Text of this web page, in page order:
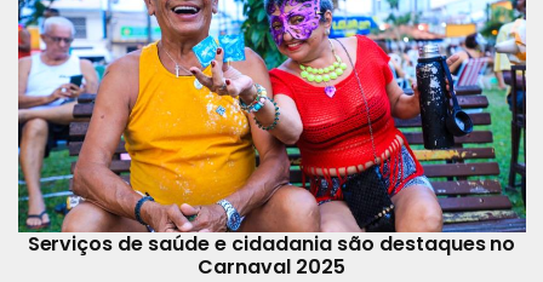
Serviços de saúde e cidadania são destaques no
Carnaval 2025